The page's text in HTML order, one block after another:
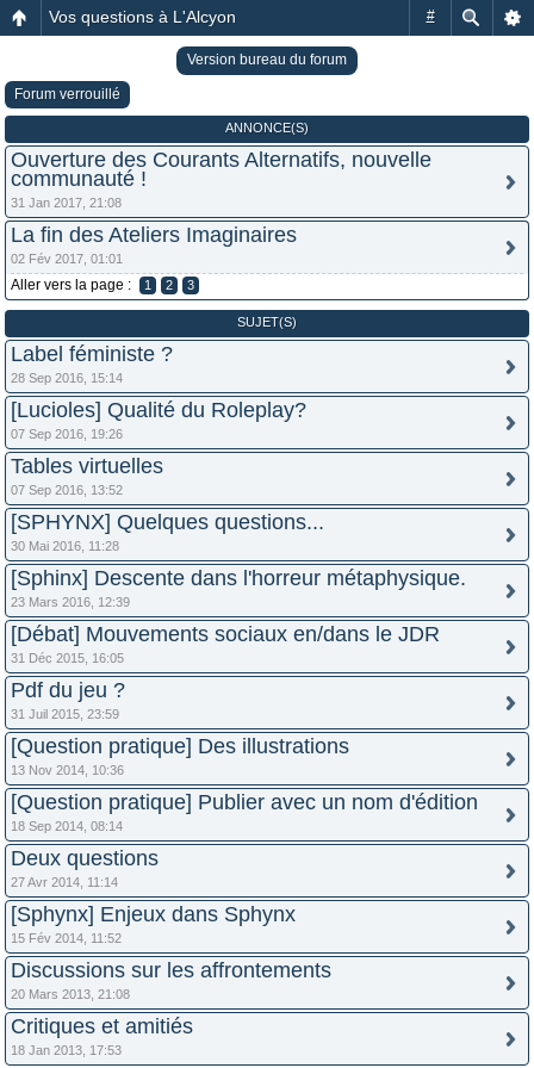
#
Vos questions à L'Alcyon
Version bureau du forum
Forum verrouillé
ANNONCE(S)
Ouverture des Courants Alternatifs, nouvelle
communauté !
31 Jan 2017, 21:08
La fin des Ateliers Imaginaires
02 Fév 2017, 01:01
Aller vers la page : 1 2 3
SUJET(S)
Label féministe ?
28 Sep 2016, 15:14
[Lucioles] Qualité du Roleplay?
07 Sep 2016, 19:26
Tables virtuelles
07 Sep 2016, 13:52
[SPHYNX] Quelques questions...
30 Mai 2016, 11:28
[Sphinx] Descente dans l'horreur métaphysique.
23 Mars 2016, 12:39
[Débat] Mouvements sociaux en/dans le JDR
31 Déc 2015, 16:05
Pdf du jeu ?
31 Juil 2015, 23:59
[Question pratique] Des illustrations
13 Nov 2014, 10:36
[Question pratique] Publier avec un nom d'édition
18 Sep 2014, 08:14
Deux questions
27 Avr 2014, 11:14
[Sphynx] Enjeux dans Sphynx
15 Fév 2014, 11:52
Discussions sur les affrontements
20 Mars 2013, 21:08
Critiques et amitiés
18 Jan 2013, 17:53